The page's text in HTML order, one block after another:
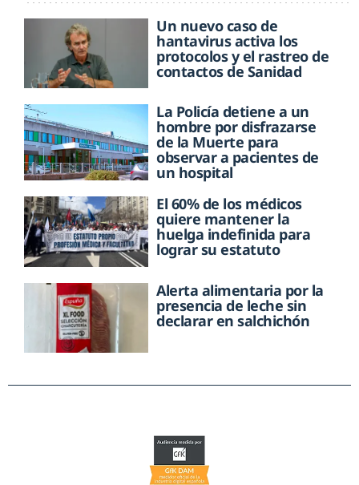
Un nuevo caso de
hantavirus activa los
protocolos y el rastreo de
contactos de Sanidad
La Policía detiene a un
hombre por disfrazarse
de la Muerte para
observar a pacientes de
un hospital
El 60% de los médicos
quiere mantener la
huelga indefinida para
lograr su estatuto
Alerta alimentaria por la
presencia de leche sin
declarar en salchichón